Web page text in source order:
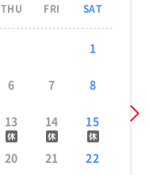
THU FRI SAT
1
6 7 8
13 14 15
20 21 22